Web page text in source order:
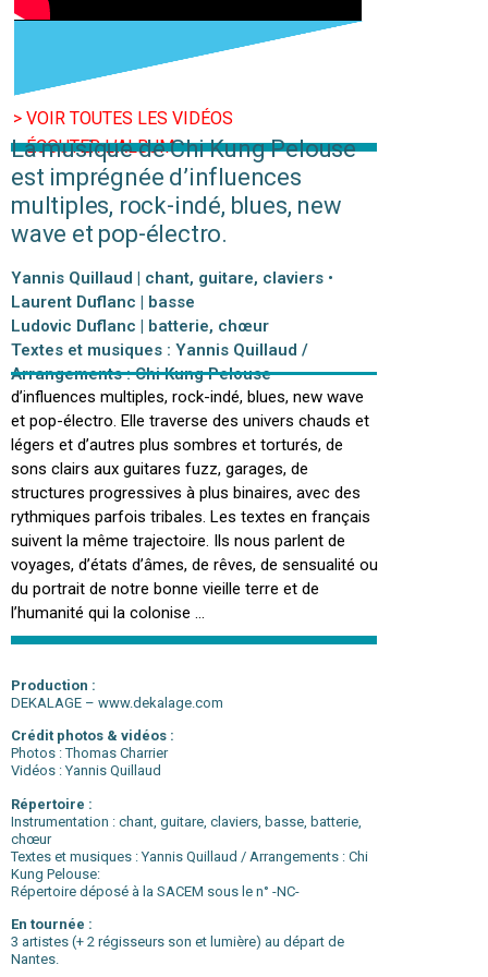
> VOIR TOUTES LES VIDÉOS
> ÉCOUTER L’ALBUM
La musique de Chi Kung Pelouse
est imprégnée d’influences
multiples, rock-indé, blues, new
wave et pop-électro.
Yannis Quillaud | chant, guitare, claviers •
Laurent Duflanc | basse
Ludovic Duflanc | batterie, chœur
Textes et musiques : Yannis Quillaud /
Arrangements : Chi Kung Pelouse
La musique de Chi Kung Pelouse est imprégnée
d’influences multiples, rock-indé, blues, new wave
et pop-électro. Elle traverse des univers chauds et
légers et d’autres plus sombres et torturés, de
sons clairs aux guitares fuzz, garages, de
structures progressives à plus binaires, avec des
rythmiques parfois tribales. Les textes en français
suivent la même trajectoire. Ils nous parlent de
voyages, d’états d’âmes, de rêves, de sensualité ou
du portrait de notre bonne vieille terre et de
l’humanité qui la colonise …
Production :
DEKALAGE – www.dekalage.com
Crédit photos & vidéos :
Photos : Thomas Charrier
Vidéos : Yannis Quillaud
Répertoire :
Instrumentation : chant, guitare, claviers, basse, batterie,
chœur
Textes et musiques : Yannis Quillaud / Arrangements : Chi
Kung Pelouse:
Répertoire déposé à la SACEM sous le n° -NC-
En tournée :
3 artistes (+ 2 régisseurs son et lumière) au départ de
Nantes.